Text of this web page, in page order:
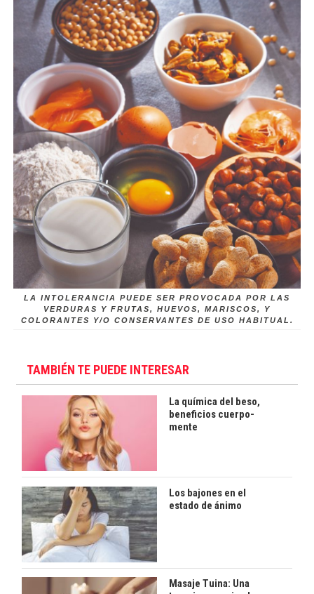
LA INTOLERANCIA PUEDE SER PROVOCADA POR LAS
VERDURAS Y FRUTAS, HUEVOS, MARISCOS, Y
COLORANTES Y/O CONSERVANTES DE USO HABITUAL.
TAMBIÉN TE PUEDE INTERESAR
La química del beso,
beneficios cuerpo-
mente
Los bajones en el
estado de ánimo
Masaje Tuina: Una